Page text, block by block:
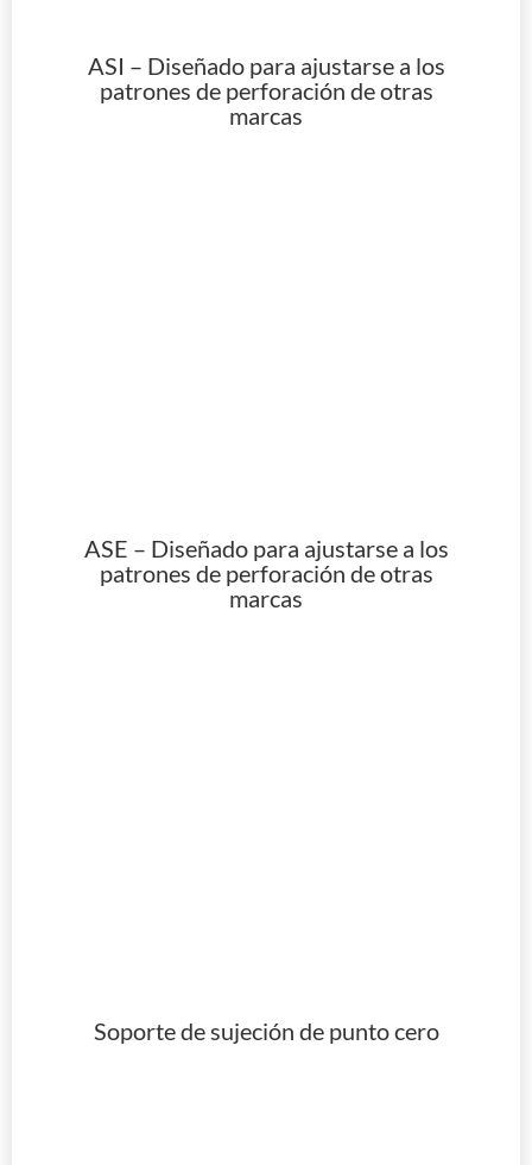
ASI – Diseñado para ajustarse a los
patrones de perforación de otras
marcas
ASE – Diseñado para ajustarse a los
patrones de perforación de otras
marcas
Soporte de sujeción de punto cero